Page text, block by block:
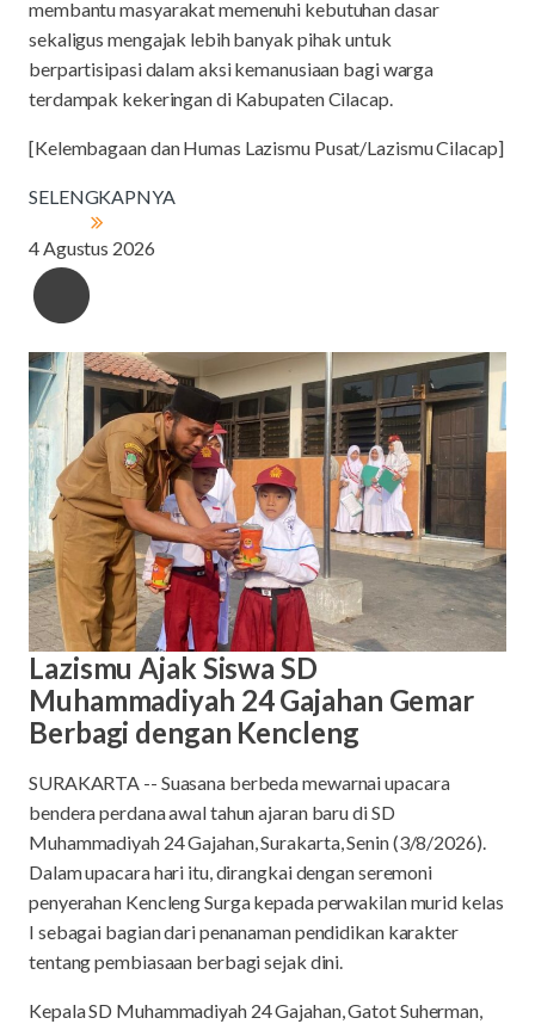
membantu masyarakat memenuhi kebutuhan dasar
sekaligus mengajak lebih banyak pihak untuk
berpartisipasi dalam aksi kemanusiaan bagi warga
terdampak kekeringan di Kabupaten Cilacap.
[Kelembagaan dan Humas Lazismu Pusat/Lazismu Cilacap]
SELENGKAPNYA
4 Agustus 2026
Lazismu Ajak Siswa SD
Muhammadiyah 24 Gajahan Gemar
Berbagi dengan Kencleng
SURAKARTA -- Suasana berbeda mewarnai upacara
bendera perdana awal tahun ajaran baru di SD
Muhammadiyah 24 Gajahan, Surakarta, Senin (3/8/2026).
Dalam upacara hari itu, dirangkai dengan seremoni
penyerahan Kencleng Surga kepada perwakilan murid kelas
I sebagai bagian dari penanaman pendidikan karakter
tentang pembiasaan berbagi sejak dini.
Kepala SD Muhammadiyah 24 Gajahan, Gatot Suherman,